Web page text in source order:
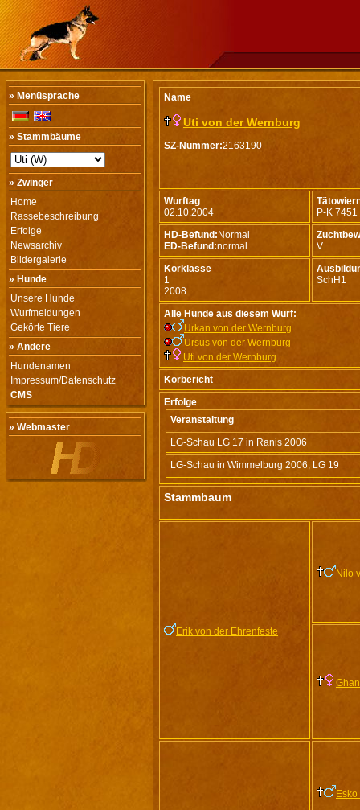
» Menüsprache
» Stammbäume
» Zwinger
Home
Rassebeschreibung
Erfolge
Newsarchiv
Bildergalerie
» Hunde
Unsere Hunde
Wurfmeldungen
Gekörte Tiere
» Andere
Hundenamen
Impressum/Datenschutz
CMS
» Webmaster
Name
Uti von der Wernburg
SZ-Nummer:2163190
Wurftag
02.10.2004
P-K 7451
HD-Befund: Normal
ED-Befund:normal
V
Körklasse
1
2008
SchH1
Alle Hunde aus diesem Wurf:
Urkan von der Wernburg
Ursus von der Wernburg
Uti von der Wernburg
Körbericht
Erfolge
Veranstaltung
LG-Schau LG 17 in Ranis 2006
LG-Schau in Wimmelburg 2006, LG 19
Stammbaum
Erik von der Ehrenfeste
Nilo